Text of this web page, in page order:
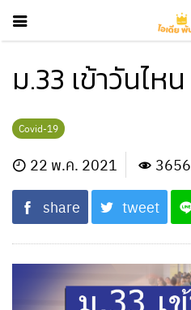
ม.33 เข้าวันไหน
Covid-19
22 พ.ค. 2021 3656
share tweet